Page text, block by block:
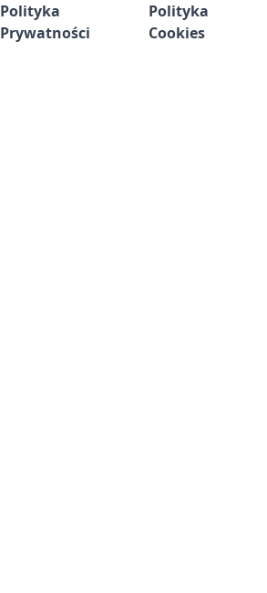
Polityka
Prywatności
Polityka
Cookies